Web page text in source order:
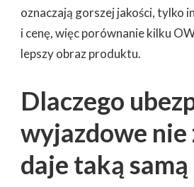
oznaczają gorszej jakości, tylko
i cenę, więc porównanie kilku
lepszy obraz produktu.
Dlaczego
wyjazdowe nie
daje taką